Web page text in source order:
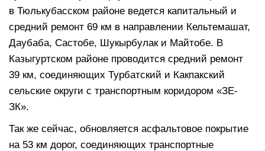
в Тюлькубасском районе ведется капитальный и
средний ремонт 69 км в направлении Кельтемашат,
Даубаба, Састобе, Шукырбулак и Майтобе. В
Казыгуртском районе проводится средний ремонт
39 км, соединяющих Турбатский и Какпакский
сельские округи с транспортным коридором «ЗЕ-
ЗК».
Так же сейчас, обновляется асфальтовое покрытие
на 53 км дорог, соединяющих транспортные